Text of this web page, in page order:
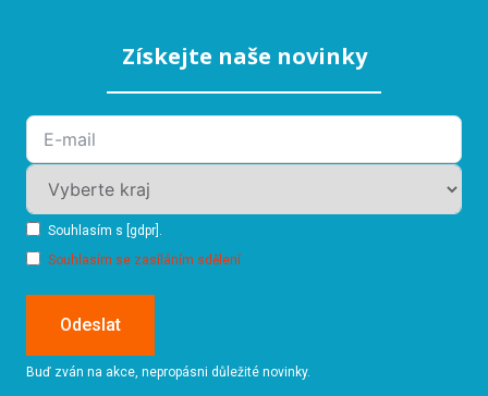
Získejte naše novinky
Souhlasím s [gdpr].
Souhlasím se zasíláním sdělení
Odeslat
Buď zván na akce, nepropásni důležité novinky.